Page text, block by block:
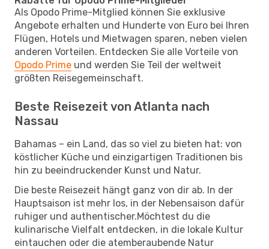
Als Opodo Prime-Mitglied können Sie exklusive
Angebote erhalten und Hunderte von Euro bei Ihren
Flügen, Hotels und Mietwagen sparen, neben vielen
anderen Vorteilen. Entdecken Sie alle Vorteile von
Opodo Prime und werden Sie Teil der weltweit
größten Reisegemeinschaft.
Beste Reisezeit von Atlanta nach
Nassau
Bahamas – ein Land, das so viel zu bieten hat: von
köstlicher Küche und einzigartigen Traditionen bis
hin zu beeindruckender Kunst und Natur.
Die beste Reisezeit hängt ganz von dir ab. In der
Hauptsaison ist mehr los, in der Nebensaison dafür
ruhiger und authentischer.Möchtest du die
kulinarische Vielfalt entdecken, in die lokale Kultur
eintauchen oder die atemberaubende Natur